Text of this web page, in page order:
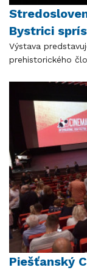
Bystrici
Výstava
prehistorického
Piešťanský